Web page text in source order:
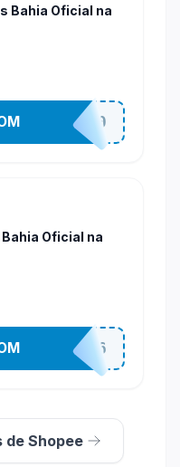
Bahia Oficial na
CASATEL20
Bahia Oficial na
CASA03086
de Shopee